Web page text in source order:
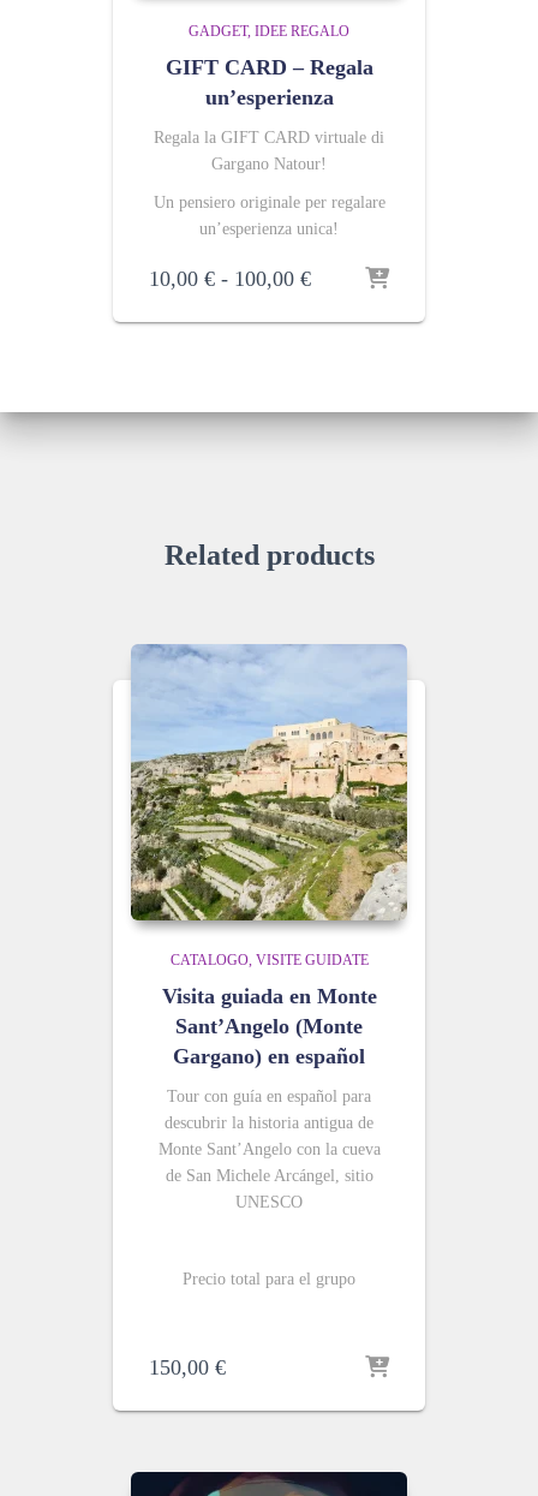
GADGET IDEE REGALO
GIFT CARD – Regala
un’esperienza
Regala la GIFT CARD virtuale di
Gargano Natour!
Un pensiero originale per regalare
un’esperienza unica!
10,00 € - 100,00 €Fascia
prezzo:
100,00 €
Related products
CATALOGO VISITE GUIDATE
Visita guiada en Monte
Sant’Angelo (Monte
Gargano) en español
Tour con guía en español para
descubrir la historia antigua de
Monte Sant’Angelo con la cueva
de San Michele Arcángel, sitio
UNESCO
Precio total para el grupo
150,00 €